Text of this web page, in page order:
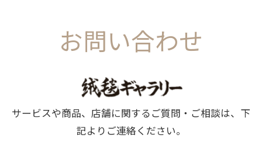
お問い合わせ
サービスや商品、店舗に関するご質問・ご相談は、下
記よりご連絡ください。